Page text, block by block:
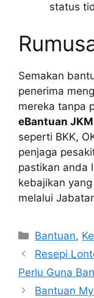
status
Semakan
penerima
mereka tanpa
eBantuan JKM
seperti BKK,
penjaga
pastikan anda
kebajikan
melalui
Categories
Bantuan,
Resepi
Perlu Guna
Bantuan